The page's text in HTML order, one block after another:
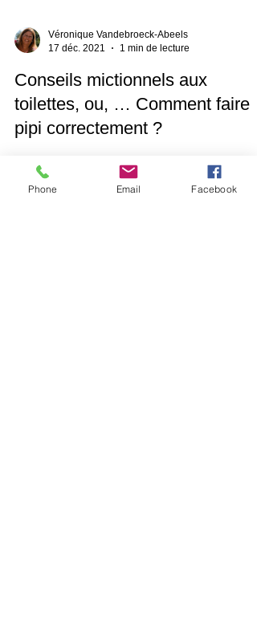
Véronique Vandebroeck-Abeels
17 déc. 2021
1 min de lecture
Conseils mictionnels aux
toilettes, ou, … Comment faire
pipi correctement ?
Phone Email Facebook